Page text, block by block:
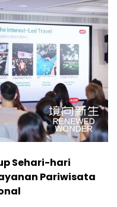
Sehari-hari
Pariwisata